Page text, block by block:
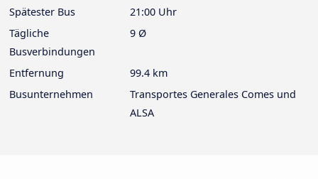
Spätester Bus
21:00 Uhr
Tägliche
Busverbindungen
9 Ø
Entfernung
99.4 km
Busunternehmen
Transportes Generales Comes und
ALSA